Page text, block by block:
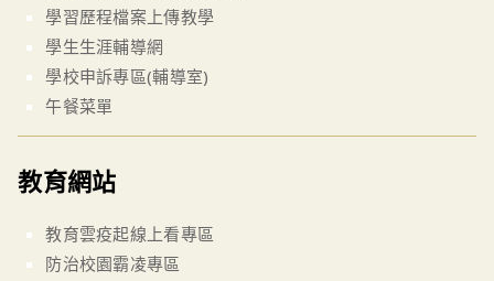
學習歷程檔案上傳教學
學生生涯輔導網
學校申訴專區(輔導室)
午餐菜單
教育網站
教育雲疫起線上看專區
防治校園霸凌專區